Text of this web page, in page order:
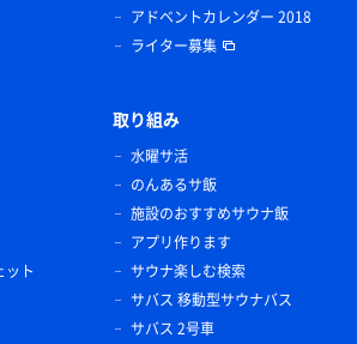
アドベントカレンダー 2018
ライター募集
ット
取り組み
水曜サ活
のんあるサ飯
施設のおすすめサウナ飯
アプリ作ります
サウナ楽しむ検索
サバス 移動型サウナバス
サバス 2号車